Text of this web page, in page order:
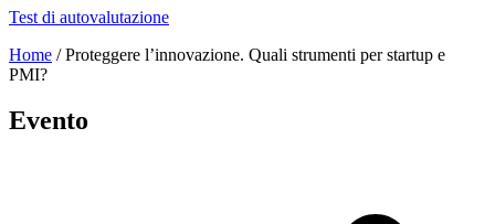
Test di autovalutazione
Home /Proteggere l’innovazione. Quali strumenti per startup e
PMI?
Evento